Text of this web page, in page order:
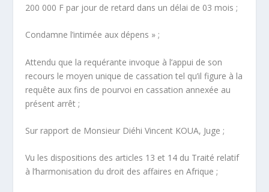
200 000 F par jour de retard dans un délai de 03 mois ;
Condamne l’intimée aux dépens » ;
Attendu que la requérante invoque à l’appui de son
recours le moyen unique de cassation tel qu’il figure à la
requête aux fins de pourvoi en cassation annexée au
présent arrêt ;
Sur rapport de Monsieur Diéhi Vincent KOUA, Juge ;
Vu les dispositions des articles 13 et 14 du Traité relatif
à l’harmonisation du droit des affaires en Afrique ;